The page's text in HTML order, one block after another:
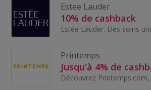
Estee Lauder
10% de cashback
Printemps
Jusqu'à 4% de